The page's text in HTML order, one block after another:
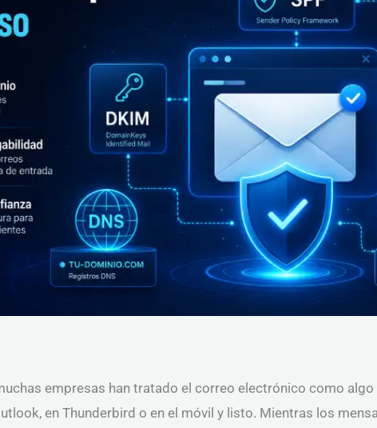
empresas han tratado el correo electrónico como algo
en Thunderbird o en el móvil y listo. Mientras los